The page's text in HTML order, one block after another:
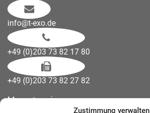
Zustimmung verwalten
info@t-exo.de
+49 (0)203 73 82 17 80
+49 (0)203 73 82 27 82
Messetermine